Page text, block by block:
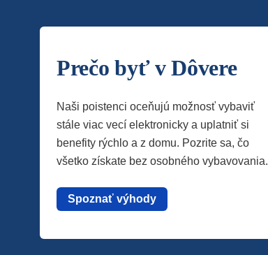
Prečo byť v Dôvere
Naši poistenci oceňujú možnosť vybaviť
stále viac vecí elektronicky a uplatniť si
benefity rýchlo a z domu. Pozrite sa, čo
všetko získate bez osobného vybavovania.
Spoznať výhody